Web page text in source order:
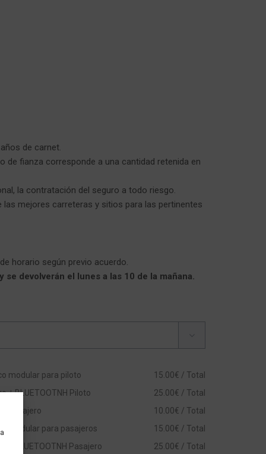
de carnet.
fianza corresponde a una cantidad retenida en
la contratación del seguro a todo riesgo.
mejores carreteras y sitios para las pertinentes
horario según previo acuerdo.
devolverán el lunes a las 10 de la mañana.
modular para piloto
15.00€ / Total
+ BLUETOOTNH Piloto
25.00€ / Total
Pasajero
10.00€ / Total
modular para pasajeros
15.00€ / Total
+ BLUETOOTNH Pasajero
25.00€ / Total